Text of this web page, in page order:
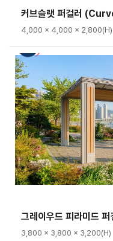
커브슬랫 퍼걸러
4,000 × 4,000 × 2,800(H)
3,800 × 3,800 × 3,200(H)